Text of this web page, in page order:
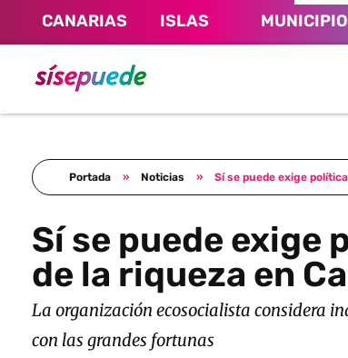
CANARIAS ISLAS
Portada » Noticias » Sí se puede exige
Sí se puede
de la riqueza en
La organización ecosocialista considera
con las grandes fortunas